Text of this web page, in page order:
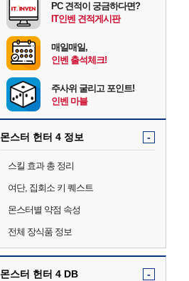
PC 견적이 궁금하다면?
IT인벤 견적게시판
매일매일,
인벤 출석체크!
주사위 굴리고 포인트!
인벤 마블
몬스터 헌터 4 정보 -
스킬 효과 총 정리
여단, 집회소 키 퀘스트
몬스터별 약점 속성
전체 장식품 정보
몬스터 헌터 4 DB -